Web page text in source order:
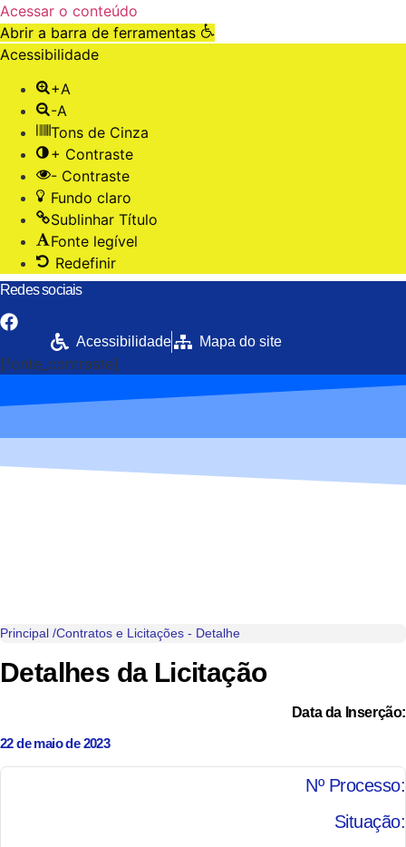
Acessar o conteúdo
Abrir a barra de ferramentas
Acessibilidade
+A
-A
Tons de Cinza
+ Contraste
- Contraste
Fundo claro
Sublinhar Título
Fonte legível
Redefinir
Skip
content
Redes sociais
Acessibilidade Mapa do site
[fonte_contraste]
Principal /Contratos e Licitações - Detalhe
Detalhes da Licitação
Data da Inserção:
22 de maio de 2023
Nº Processo:
Situação: